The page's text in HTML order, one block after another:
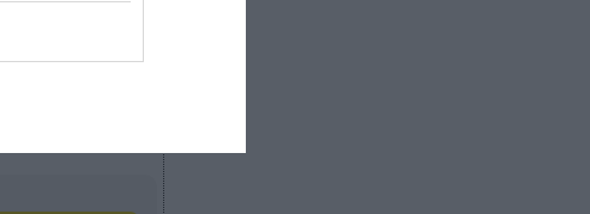
la lucha
Serie A, que
ilegal de
los